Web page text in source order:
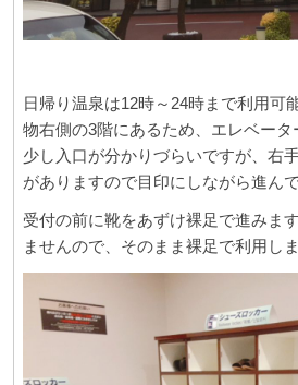
日帰り温泉は12時～ 24時まで利用可
物右側の3階にあるため、エレベータ
少し入口が分かりづらいですが、右
がありますので目印にしながら進ん
受付の前に靴をあずけ裸足で進みま
ませんので、そのまま裸足で利用しま